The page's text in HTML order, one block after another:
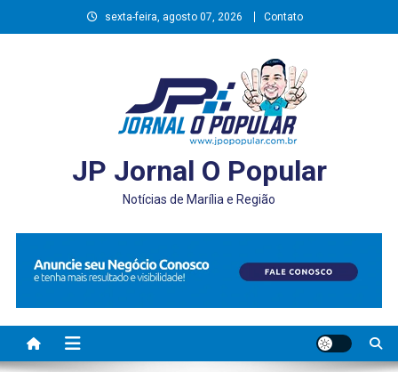
to
sexta-feira, agosto 07, 2026 Contato
JP Jornal O Popular
Notícias de Marília e Região